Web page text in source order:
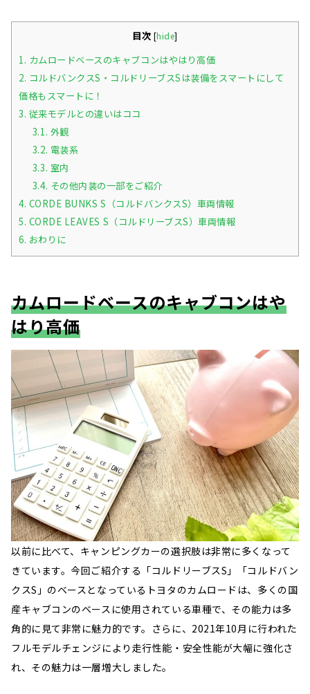
目次 [hide]
1. カムロードベースのキャブコンはやはり高価
2. コルドバンクスS・コルドリーブスSは装備をスマートにして
価格もスマートに！
3. 従来モデルとの違いはココ
3.1. 外観
3.2. 電装系
3.3. 室内
3.4. その他内装の一部をご紹介
4. CORDE BUNKS S（コルドバンクスS）車両情報
5. CORDE LEAVES S（コルドリーブスS）車両情報
6. おわりに
カムロードベースのキャブコンはや
はり高価
以前に比べて、キャンピングカーの選択肢は非常に多くなって
きています。今回ご紹介する「コルドリーブスS」「コルドバン
クスS」のベースとなっているトヨタのカムロードは、多くの国
産キャブコンのベースに使用されている車種で、その能力は多
角的に見て非常に魅力的です。さらに、2021年10月に行われた
フルモデルチェンジにより走行性能・安全性能が大幅に強化さ
れ、その魅力は一層増大しました。